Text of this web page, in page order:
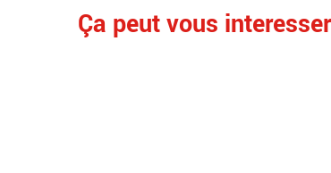
Ça peut vous interesser